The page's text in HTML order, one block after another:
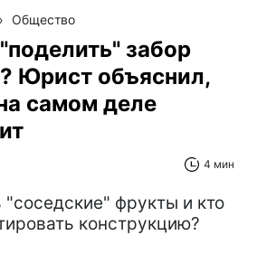
Общество
забор
Юрист объяснил,
самом деле
4 мин
фрукты и кто
конструкцию?